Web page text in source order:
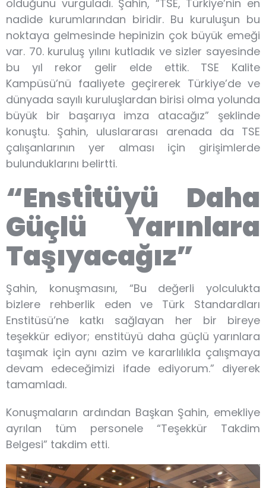
olduğunu vurguladı. Şahin, “TSE, Türkiye’nin en
nadide kurumlarından biridir. Bu kuruluşun bu
noktaya gelmesinde hepinizin çok büyük emeği
var. 70. kuruluş yılını kutladık ve sizler sayesinde
bu yıl rekor gelir elde ettik. TSE Kalite
Kampüsü’nü faaliyete geçirerek Türkiye’de ve
dünyada sayılı kuruluşlardan birisi olma yolunda
büyük bir başarıya imza atacağız” şeklinde
konuştu. Şahin, uluslararası arenada da TSE
çalışanlarının yer alması için girişimlerde
bulunduklarını belirtti.
“Enstitüyü Daha
Güçlü Yarınlara
Taşıyacağız”
Şahin, konuşmasını, “Bu değerli yolculukta
bizlere rehberlik eden ve Türk Standardları
Enstitüsü’ne katkı sağlayan her bir bireye
teşekkür ediyor; enstitüyü daha güçlü yarınlara
taşımak için aynı azim ve kararlılıkla çalışmaya
devam edeceğimizi ifade ediyorum.” diyerek
tamamladı.
Konuşmaların ardından Başkan Şahin, emekliye
ayrılan tüm personele “Teşekkür Takdim
Belgesi” takdim etti.